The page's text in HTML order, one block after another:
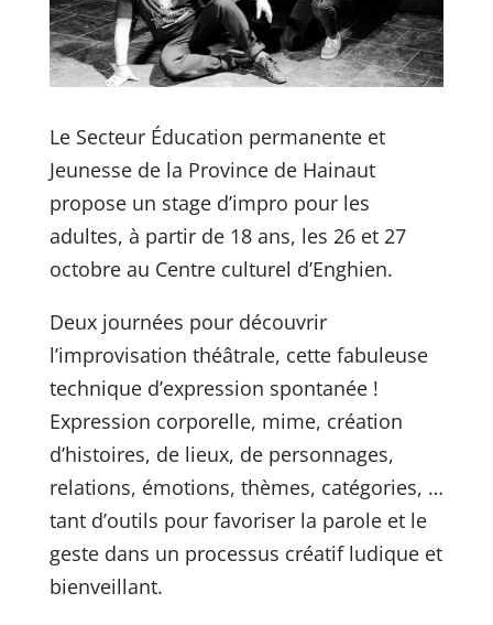
Le Secteur Éducation permanente et
Jeunesse de la Province de Hainaut
propose un stage d’impro pour les
adultes, à partir de 18 ans, les 26 et 27
octobre au Centre culturel d’Enghien.
Deux journées pour découvrir
l’improvisation théâtrale, cette fabuleuse
technique d’expression spontanée !
Expression corporelle, mime, création
d’histoires, de lieux, de personnages,
relations, émotions, thèmes, catégories, …
tant d’outils pour favoriser la parole et le
geste dans un processus créatif ludique et
bienveillant.